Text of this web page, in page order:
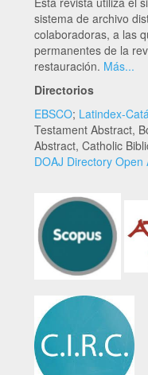
sistema de archivo
colaboradoras, a las
permanentes de la
restauración. Más...
Directorios
EBSCO; Latindex-
Testament Abstract,
Abstract, Catholic
DOAJ Directory